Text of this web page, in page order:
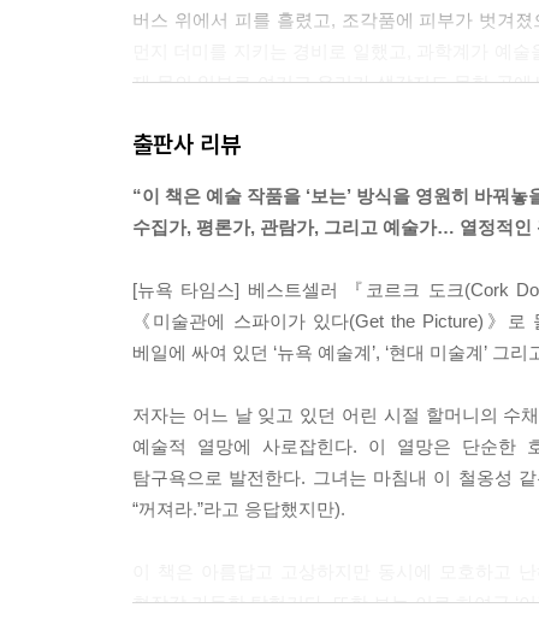
버스 위에서 피를 흘렸고, 조각품에 피부가 벗겨
제 몸의 일부로 여기고 우리가 생각지도 못한 곳
--- p.27
작품을 많이 파는 갤러리가 곧 ‘훌륭한’ 갤러리
갤러리는 돈을 설사처럼 대한다. ‘엄연한 현실이
80명, 갤러리 공간 19곳, 추정 연 매출 10억 달러)
순수파가 되려면 단 보의 가전제품 더미처럼 경계
흥건히 튀기며 그런 작품을 경멸하는 사람들까지
다음은 나쁜 소식. 첫째, 여자라는 성별은 도움이
의 작품을 일절 구매하지 않았다. 둘째, 큰 그림은
손바닥만 하거든요. 거기 안 들어가는 작품은 안
출판사 리뷰
“이 책은 예술 작품을 ‘보는’ 방식을 영원히 바꿔놓
수집가, 평론가, 관람가, 그리고 예술가… 열정적인
[뉴욕 타임스] 베스트셀러 『코르크 도크(Cork
《미술관에 스파이가 있다(Get the Picture)》
베일에 싸여 있던 ‘뉴욕 예술계’, ‘현대 미술계’
저자는 어느 날 잊고 있던 어린 시절 할머니의 수
예술적 열망에 사로잡힌다. 이 열망은 단순한
탐구욕으로 발전한다. 그녀는 마침내 이 철옹성
“꺼져라.”라고 응답했지만).
현장감 가득한 탐험기다. 또한 보는 이로 하여금 ‘